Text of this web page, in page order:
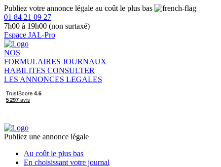
Publiez votre annonce légale au coût le plus bas
01 84 21 09 27
7h00 à 19h00 (non surtaxé)
Espace JAL-Pro
NOS
FORMULAIRES JOURNAUX
HABILITES CONSULTER
LES ANNONCES LEGALES
Publiez une annonce légale
Au coût le plus bas
En choisissant votre journal